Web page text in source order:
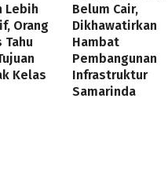
Lebih
Orang
Tahu
Kelas
Belum Cair,
Dikhawatirkan
Hambat
Pembangunan
Infrastruktur
Samarinda